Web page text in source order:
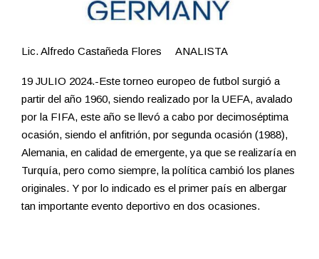
Lic. Alfredo Castañeda Flores ANALISTA
19 JULIO 2024.-Este torneo europeo de futbol surgió a
partir del año 1960, siendo realizado por la UEFA, avalado
por la FIFA, este año se llevó a cabo por decimoséptima
ocasión, siendo el anfitrión, por segunda ocasión (1988),
Alemania, en calidad de emergente, ya que se realizaría en
Turquía, pero como siempre, la política cambió los planes
originales. Y por lo indicado es el primer país en albergar
tan importante evento deportivo en dos ocasiones.